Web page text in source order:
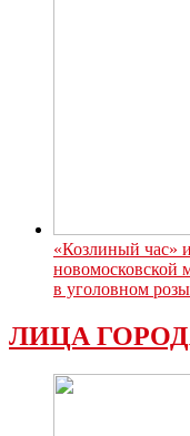
«Козлиный час»
новомосковской
в уголовном
ЛИЦА